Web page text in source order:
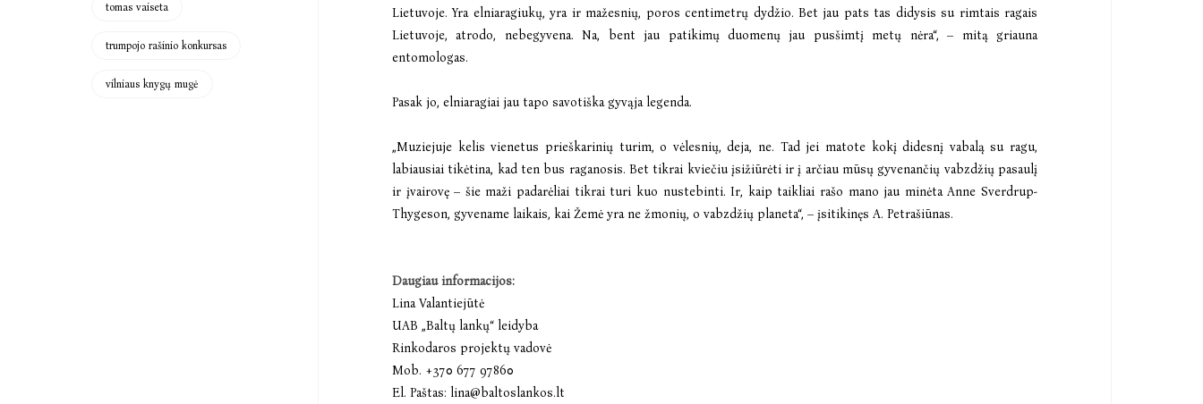
Lietuvoje. Yra elniaragiukų, yra ir mažesnių, poros centimetrų dydžio. Bet jau pats tas didysis su rimtais ragais
Lietuvoje, atrodo, nebegyvena. Na, bent jau patikimų duomenų jau pusšimtį metų nėra“, – mitą griauna
entomologas.
Pasak jo, elniaragiai jau tapo savotiška gyvąja legenda.
„Muziejuje kelis vienetus prieškarinių turim, o vėlesnių, deja, ne. Tad jei matote kokį didesnį vabalą su ragu,
labiausiai tikėtina, kad ten bus raganosis. Bet tikrai kviečiu įsižiūrėti ir į arčiau mūsų gyvenančių vabzdžių pasaulį
ir įvairovę – šie maži padarėliai tikrai turi kuo nustebinti. Ir, kaip taikliai rašo mano jau minėta Anne Sverdrup-
Thygeson, gyvename laikais, kai Žemė yra ne žmonių, o vabzdžių planeta“, – įsitikinęs A. Petrašiūnas.
Daugiau informacijos:
Lina Valantiejūtė
UAB „Baltų lankų“ leidyba
Rinkodaros projektų vadovė
Mob. +370 677 97860
El. Paštas: lina@baltoslankos.lt
tomas vaiseta
trumpojo rašinio konkursas
vilniaus knygų mugė